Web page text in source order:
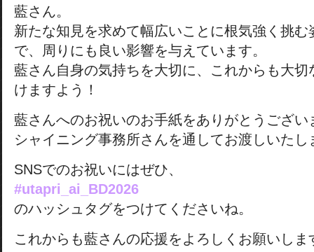
藍さん。
新たな知見を求めて幅広いことに根気強く挑
で、周りにも良い影響を与えています。
藍さん自身の気持ちを大切に、これからも大
けますよう！
藍さんへのお祝いのお手紙をありがとうござい
シャイニング事務所さんを通してお渡しいたし
SNSでのお祝いにはぜひ、
#utapri_ai_BD2026
のハッシュタグをつけてくださいね。
これからも藍さんの応援をよろしくお願いしま